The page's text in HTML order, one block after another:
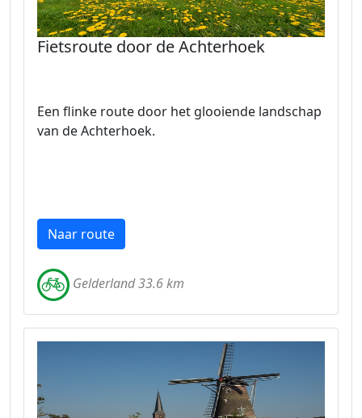
Fietsroute door de Achterhoek
Een flinke route door het glooiende landschap
van de Achterhoek.
Naar route
Gelderland 33.6 km